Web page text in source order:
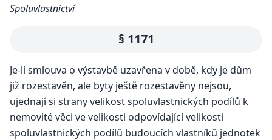
Spoluvlastnictví
§ 1171
Je-li smlouva o výstavbě uzavřena v době, kdy je dům
již rozestavěn, ale byty ještě rozestavěny nejsou,
ujednají si strany velikost spoluvlastnických podílů k
nemovité věci ve velikosti odpovídající velikosti
spoluvlastnických podílů budoucích vlastníků jednotek